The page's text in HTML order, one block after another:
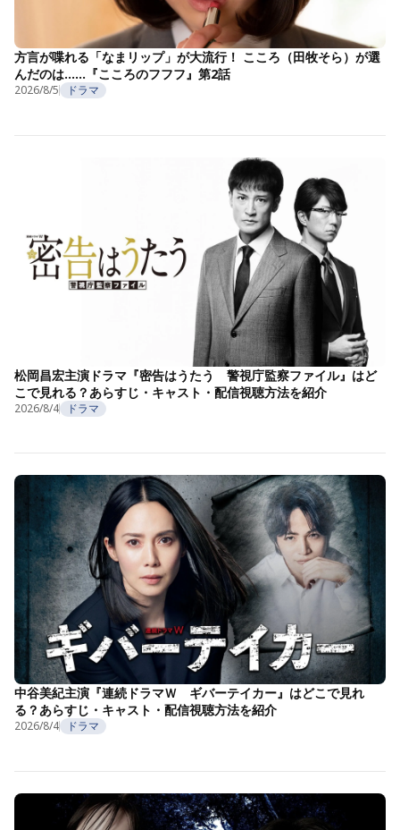
方言が喋れる「なまリップ」が大流行！ こころ（田牧そら）が選
んだのは……『こころのフフフ』第2話
2026/8/5 ドラマ
松岡昌宏主演ドラマ『密告はうたう 警視庁監察ファイル』はど
こで見れる？あらすじ・キャスト・配信視聴方法を紹介
2026/8/4 ドラマ
中谷美紀主演『連続ドラマＷ ギバーテイカー』はどこで見れ
る？あらすじ・キャスト・配信視聴方法を紹介
2026/8/4 ドラマ